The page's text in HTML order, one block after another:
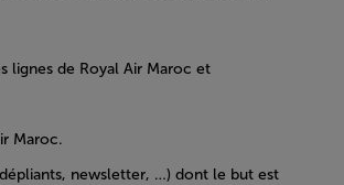
lignes de Royal Air Maroc et
Maroc.
newsletter, …) dont le but est